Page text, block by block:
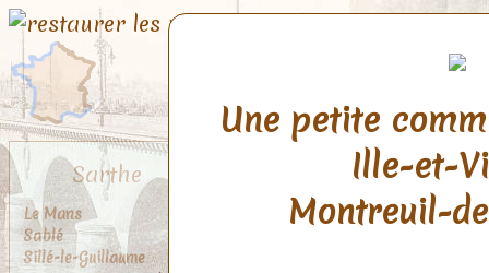
Sarthe
Le Mans
Sablé
Sillé-le-Guillaume
Une petite
Ille-et-
Montreuil-